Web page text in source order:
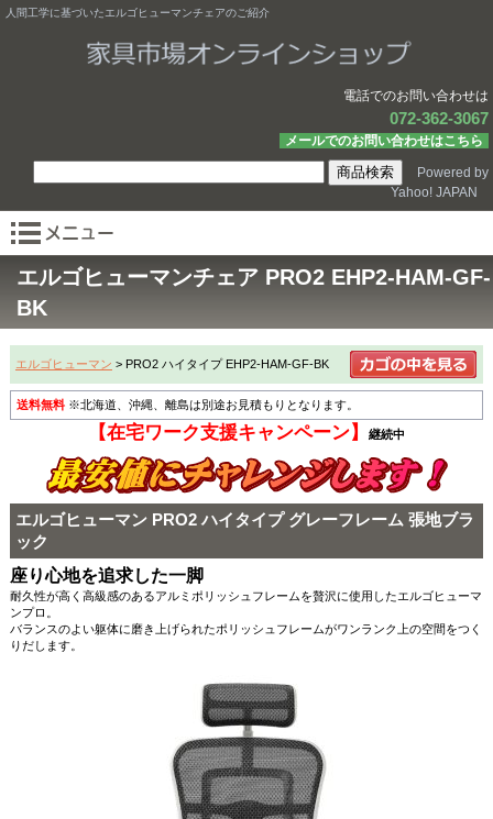
人間工学に基づいたエルゴヒューマンチェアのご紹介
電話でのお問い合わせは
072-362-3067
メールでのお問い合わせはこちら
Powered by
Yahoo! JAPAN
エルゴヒューマンチェア PRO2 EHP2-HAM-GF-
BK
エルゴヒューマン > PRO2 ハイタイプ EHP2-HAM-GF-BK
送料無料※北海道、沖縄、離島は別途お見積もりとなります。
【在宅ワーク支援キャンペーン】 継続中
エルゴヒューマン PRO2 ハイタイプ グレーフレーム 張地ブラ
ック
座り心地を追求した一脚
耐久性が高く高級感のあるアルミポリッシュフレームを贅沢に使用したエルゴヒューマ
ンプロ。
バランスのよい躯体に磨き上げられたポリッシュフレームがワンランク上の空間をつく
りだします。